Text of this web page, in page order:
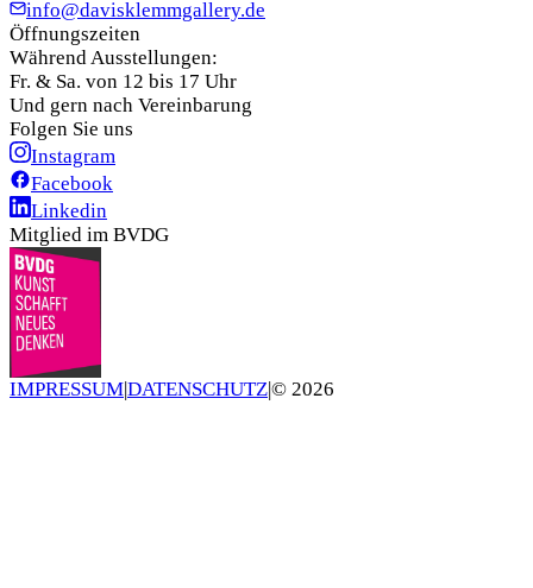
info@davisklemmgallery.de
Öffnungszeiten
Während Ausstellungen:
Fr. & Sa. von 12 bis 17 Uhr
Und gern nach Vereinbarung
Folgen Sie uns
Instagram
Facebook
Linkedin
Mitglied im BVDG
IMPRESSUM|DATENSCHUTZ|© 2026